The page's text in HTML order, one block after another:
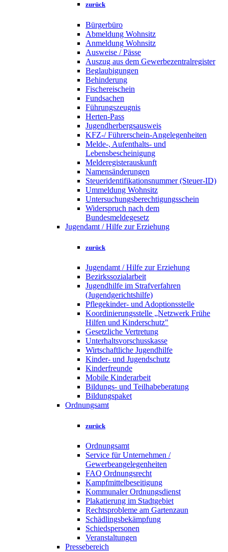
zurück
Bürgerbüro
Abmeldung Wohnsitz
Anmeldung Wohnsitz
Ausweise / Pässe
Auszug aus dem Gewerbezentralregister
Beglaubigungen
Behinderung
Fischereischein
Fundsachen
Führungszeugnis
Herten-Pass
Jugendherbergsausweis
KFZ-/ Führerschein-Angelegenheiten
Melde-, Aufenthalts- und
Lebensbescheinigung
Melderegisterauskunft
Namensänderungen
Steueridentifikationsnummer (Steuer-ID)
Ummeldung Wohnsitz
Untersuchungsberechtigungsschein
Widerspruch nach dem
Bundesmeldegesetz
Jugendamt / Hilfe zur Erziehung
zurück
Jugendamt / Hilfe zur Erziehung
Bezirkssozialarbeit
Jugendhilfe im Strafverfahren
(Jugendgerichtshilfe)
Pflegekinder- und Adoptionsstelle
Koordinierungsstelle „Netzwerk Frühe
Hilfen und Kinderschutz"
Gesetzliche Vertretung
Unterhaltsvorschusskasse
Wirtschaftliche Jugendhilfe
Kinder- und Jugendschutz
Kinderfreunde
Mobile Kinderarbeit
Bildungs- und Teilhabeberatung
Bildungspaket
Ordnungsamt
zurück
Ordnungsamt
Service für Unternehmen /
Gewerbeangelegenheiten
FAQ Ordnungsrecht
Kampfmittelbeseitigung
Kommunaler Ordnungsdienst
Plakatierung im Stadtgebiet
Rechtsprobleme am Gartenzaun
Schädlingsbekämpfung
Schiedspersonen
Veranstaltungen
Pressebereich